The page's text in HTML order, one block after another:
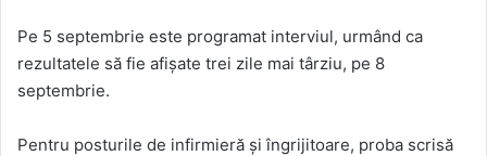
Pe 5 septembrie este programat interviul, urmând ca
rezultatele să fie afișate trei zile mai târziu, pe 8
septembrie.
Pentru posturile de infirmieră și îngrijitoare, proba scrisă